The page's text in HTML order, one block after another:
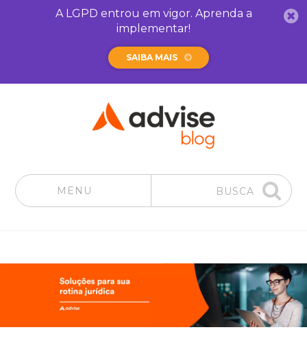
A LGPD entrou em vigor. Aprenda a
implementar!
SAIBA MAIS
MENU BUSCA